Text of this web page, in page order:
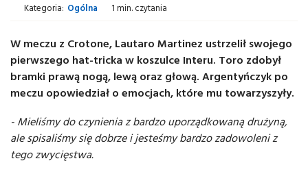
Kategoria: Ogólna 1 min. czytania
W meczu z Crotone, Lautaro Martinez ustrzelił swojego
pierwszego hat-tricka w koszulce Interu. Toro zdobył
bramki prawą nogą, lewą oraz głową. Argentyńczyk po
meczu opowiedział o emocjach, które mu towarzyszyły.
- Mieliśmy do czynienia z bardzo uporządkowaną drużyną,
ale spisaliśmy się dobrze i jesteśmy bardzo zadowoleni z
tego zwycięstwa.